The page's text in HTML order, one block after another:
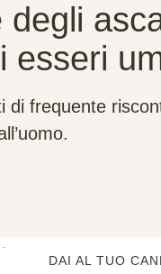
esseri
di frequente
DAI AL TUO